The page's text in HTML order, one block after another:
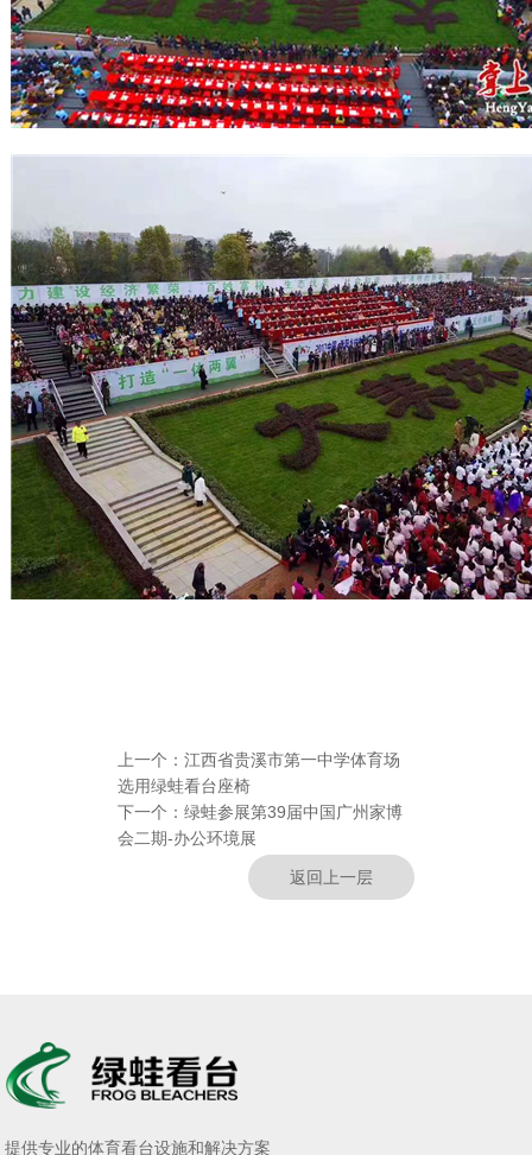
上一个： 江西省贵溪市第一中学体育场
选用绿蛙看台座椅
下一个： 绿蛙参展第39届中国广州家博
会二期-办公环境展
返回上一层
提供专业的体育看台设施和解决方案